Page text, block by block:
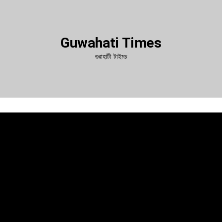
Guwahati Times
গুৱাহাটী টাইমচ